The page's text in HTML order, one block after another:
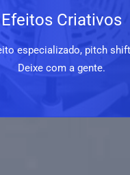
Efeitos Criativos
especializado, pitch
Deixe com a gente.